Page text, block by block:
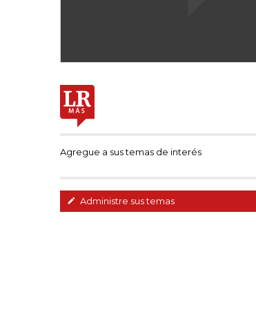
Agregue a sus temas de interés
Administre sus temas